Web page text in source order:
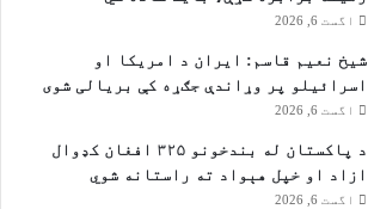
اگست 6, 2026
شیخ نعیم قاسم: ایران د امریکا او
اسرائیلو پر وړاندې جګړه کې بریالی شوی
اگست 6, 2026
د پاکستان له بندخونو ۳۲۵ افغان کډوال
ازاد او خپل هېواد ته راستانه شوي
اگست 6, 2026